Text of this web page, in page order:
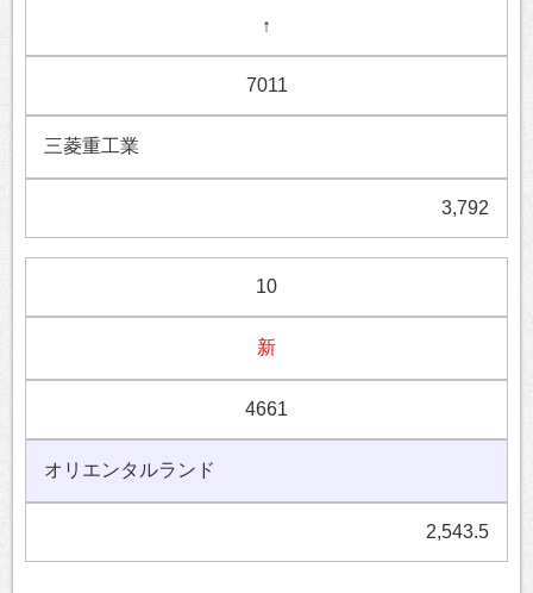
↑
7011
三菱重工業
3,792
10
新
4661
オリエンタルランド
2,543.5